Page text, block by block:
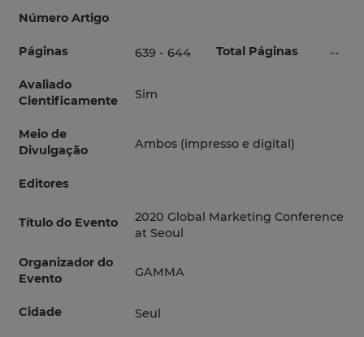
Número Artigo
Páginas 639 - 644 Total Páginas --
Avaliado
Cientificamente
Sim
Meio de
Divulgação
Ambos (impresso e digital)
Editores
Título do Evento
2020 Global Marketing Conference
at Seoul
Organizador do
Evento
GAMMA
Cidade Seul